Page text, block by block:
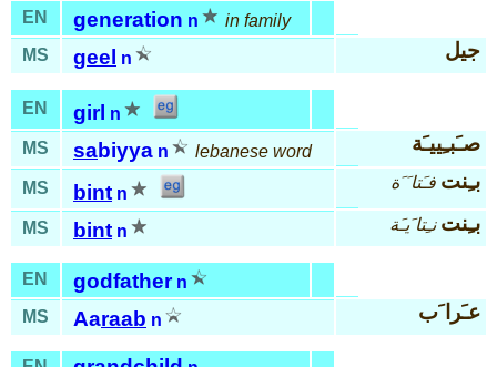
EN generation n
in family
MS
geel n جيل
EN girl n
MS
sabiyya n lebanese word صـَبـِييـَة
MS bint n
بـِنت فـَتا َ َة
MS bint n بـِنت نـِتا َيـَة
EN godfather n
MS
Aaraab n عـَرا َب